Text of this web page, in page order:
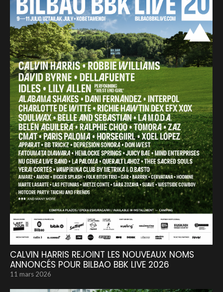
CALVIN HARRIS REJOINT LES NOUVEAUX NOMS
ANNONCÉS POUR BILBAO BBK LIVE 2026
11 mars 2026